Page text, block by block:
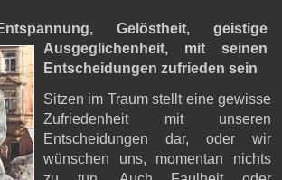
Gelöstheit, geistige
Ausgeglichenheit, mit seinen
Entscheidungen zufrieden sein
Sitzen im Traum stellt eine gewisse
Zufriedenheit mit unseren
Entscheidungen dar, oder wir
wünschen uns, momentan nichts